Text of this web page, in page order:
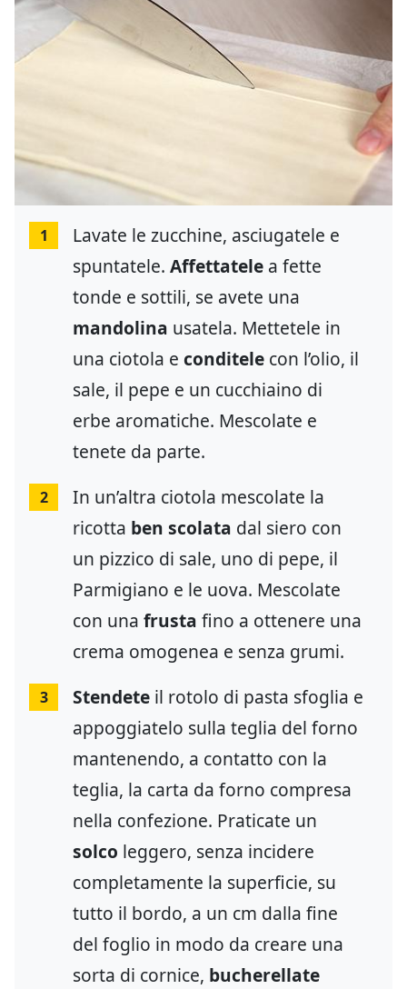
1
Lavate le zucchine, asciugatele e
spuntatele. Affettatele a fette
tonde e sottili, se avete una
mandolina usatela. Mettetele in
una ciotola e conditele con l’olio, il
sale, il pepe e un cucchiaino di
erbe aromatiche. Mescolate e
tenete da parte.
2
In un’altra ciotola mescolate la
ricotta ben scolata dal siero con
un pizzico di sale, uno di pepe, il
Parmigiano e le uova. Mescolate
con una frusta fino a ottenere una
crema omogenea e senza grumi.
3 Stendete il rotolo di pasta sfoglia e
appoggiatelo sulla teglia del forno
mantenendo, a contatto con la
teglia, la carta da forno compresa
nella confezione. Praticate un
solco leggero, senza incidere
completamente la superficie, su
tutto il bordo, a un cm dalla fine
del foglio in modo da creare una
sorta di cornice, bucherellate